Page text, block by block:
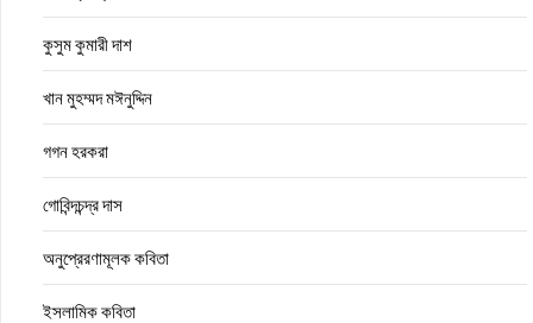
কুসুম কুমারী দাশ
খান মুহম্মদ মঈনুদ্দিন
গগন হরকরা
গোবিন্দচন্দ্র দাস
অনুপ্রেরণামূলক কবিতা
ইসলামিক কবিতা